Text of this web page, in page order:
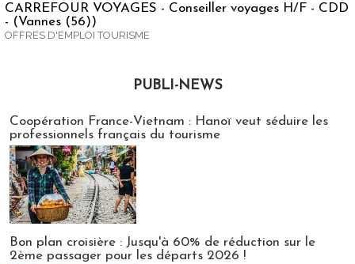
CARREFOUR VOYAGES - Conseiller voyages H/F - CDD
- (Vannes (56))
OFFRES D'EMPLOI TOURISME
PUBLI-NEWS
Coopération France-Vietnam : Hanoï veut séduire les
professionnels français du tourisme
Bon plan croisière : Jusqu'à 60% de réduction sur le
2ème passager pour les départs 2026 !